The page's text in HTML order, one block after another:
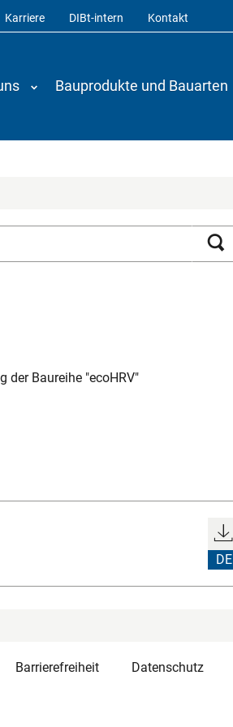
Karriere DIBt-intern Kontakt
Bauprodukte und Bauarten
der Baureihe "ecoHRV"
DE
Barrierefreiheit Datenschutz